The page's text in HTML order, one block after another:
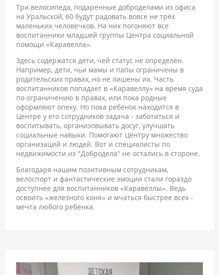
Три велосипеда, подаренные доброделами из офиса
на Уральской, 60 будут радовать вовсе не трёх
маленьких человечков. На них погоняют все
воспитанники младшей группы Центра социальной
помощи «Каравелла».
Здесь содержатся дети, чей статус не определён.
Например, дети, чьи мамы и папы ограничены в
родительских правах, но не лишены их. Часть
воспитанников попадает в «Каравеллу» на время суда
по ограничению в правах, или пока родные
оформляют опеку. Но пока ребёнок находится в
Центре у его сотрудников задача - заботиться и
воспитывать, организовывать досуг, улучшать
социальные навыки. Помогают Центру множество
организаций и людей. Вот и специалисты по
недвижимости из "Добродела" не остались в стороне.
Благодаря нашим позитивным сотрудникам,
велоспорт и фантастические эмоции стали гораздо
доступнее для воспитанников «Каравеллы». Ведь
освоить «железного коня» и мчаться быстрее всех -
мечта любого ребёнка.